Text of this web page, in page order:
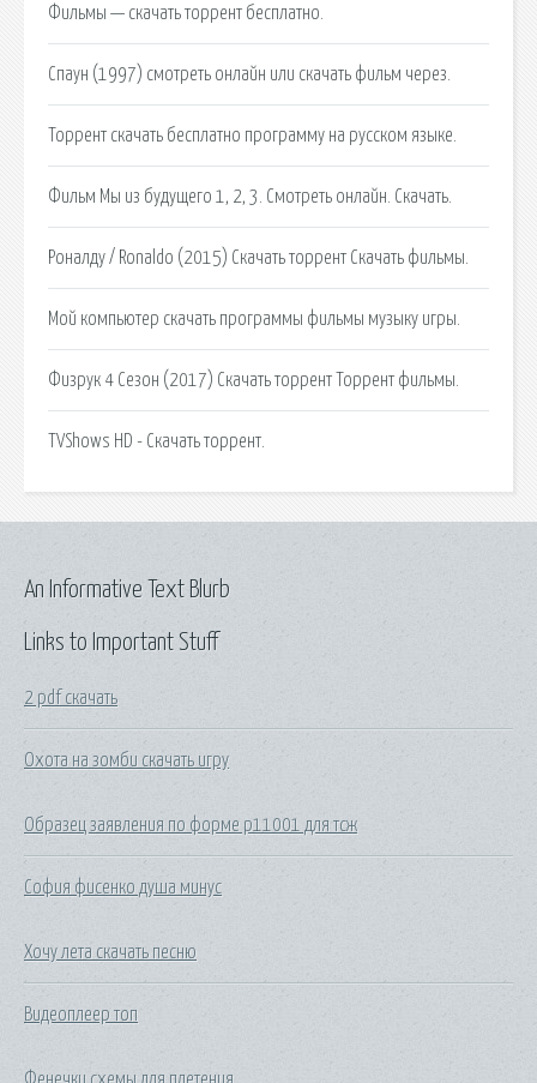
Фильмы — скачать торрент бесплатно.
Спаун (1997) смотреть онлайн или скачать фильм через.
Торрент cкачать бесплатно программу на русском языке.
Фильм Мы из будущего 1, 2, 3. Смотреть онлайн. Скачать.
Роналду / Ronaldo (2015) Скачать торрент Скачать фильмы.
Мой компьютер скачать программы фильмы музыку игры.
Физрук 4 Сезон (2017) Скачать торрент Торрент фильмы.
TVShows HD - Скачать торрент.
Links to Important Stuff
2 pdf скачать
Охота на зомби скачать игру
Образец заявления по форме р11001 для тсж
София фисенко душа минус
Хочу лета скачать песню
Видеоплеер топ
Фенечки схемы для плетения
An Informative Text Blurb